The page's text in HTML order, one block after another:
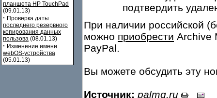
планшета HP TouchPad
(09.01.13)
· Проверка даты
последнего резервного
копирования данных
пользова (08.01.13)
· Изменение имени
webOS-устройства
(05.01.13)
подтвердить
При наличии российской
можно приобрести Archive
PayPal.
Вы можете обсудить эту
Источник: palmq.ru